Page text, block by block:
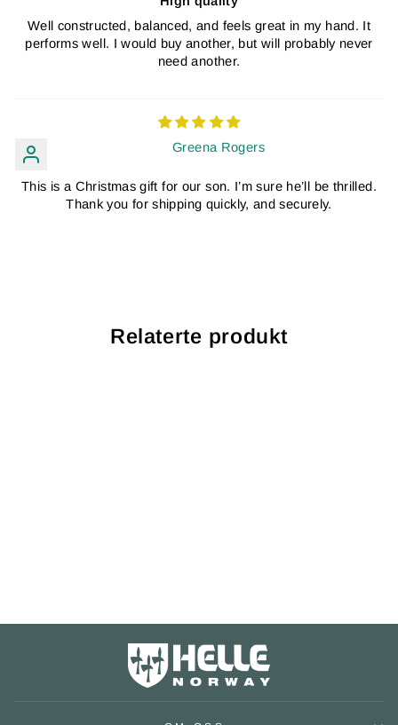
Well constructed, balanced, and feels great in my hand. It
performs well. I would buy another, but will probably never
need another.
Greena Rogers
This is a Christmas gift for our son. I’m sure he’ll be thrilled.
Thank you for shipping quickly, and securely.
Relaterte produkt